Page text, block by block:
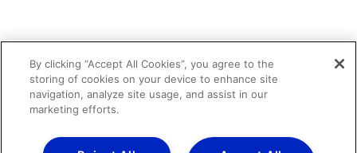
By clicking “Accept All Cookies”, you agree to the
storing of cookies on your device to enhance site
navigation, analyze site usage, and assist in our
marketing efforts.